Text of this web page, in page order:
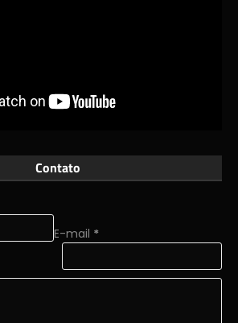
Contato
E-mail *